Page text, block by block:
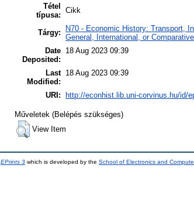
Tétel
típusa:
Cikk
Tárgy:
N70 - Economic History: Transport,
General, International, or Comparative
Date
Deposited:
18 Aug 2023 09:39
Last
Modified:
18 Aug 2023 09:39
URI: http://econhist.lib.uni-corvinus.hu/id/
Műveletek (Belépés szükséges)
View Item
EPrints 3 which is developed by the School of Electronics and